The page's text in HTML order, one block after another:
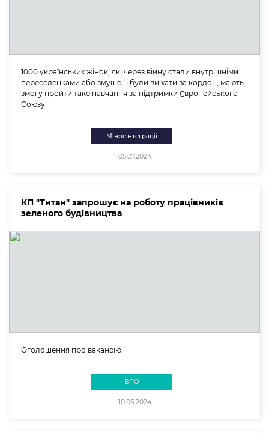
1000 українських жінок, які через війну стали внутрішніми
переселенками або змушені були виїхати за кордон, мають
змогу пройти таке навчання за підтримки Європейського
Союзу.
Мінреінтеграції
05.07.2024
КП "Титан" запрошує на роботу працівників
зеленого будівництва
Оголошення про вакансію.
ВПО
10.06.2024